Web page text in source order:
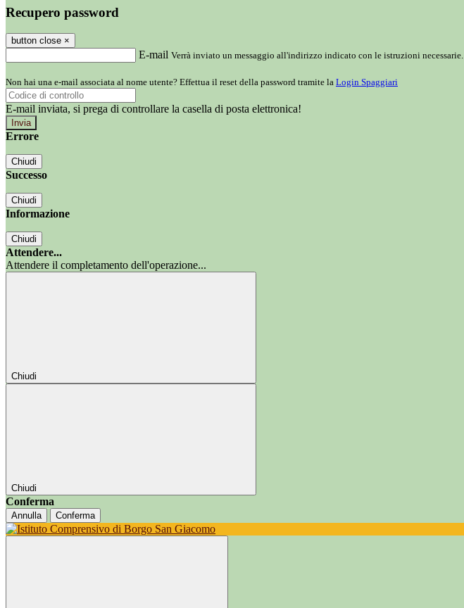
Recupero password
button close ×
E-mail Verrà inviato un messaggio all'indirizzo indicato con le istruzioni necessarie.
Non hai una e-mail associata al nome utente? Effettua il reset della password tramite la Login Spaggiari
E-mail inviata, si prega di controllare la casella di posta elettronica!
Errore
Chiudi
Successo
Chiudi
Informazione
Chiudi
Attendere...
Attendere il completamento dell'operazione...
Chiudi
Chiudi
Conferma
Annulla Conferma